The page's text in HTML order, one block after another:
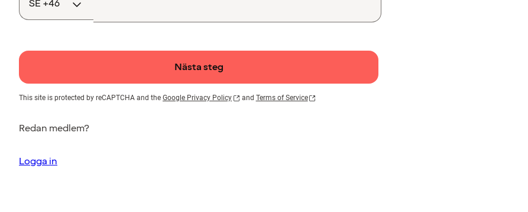
Nästa steg
This site is protected by reCAPTCHA and the Google Privacy Policy and Terms of Service
Redan medlem?
Logga in